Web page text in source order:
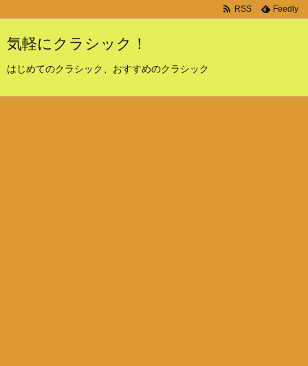
気軽にクラシック！
はじめてのクラシック、おすすめのクラシック
RSS Feedly